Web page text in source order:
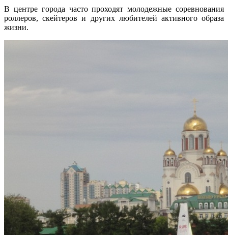
В центре города часто проходят молодежные соревнования
роллеров, скейтеров и других любителей активного образа
жизни.